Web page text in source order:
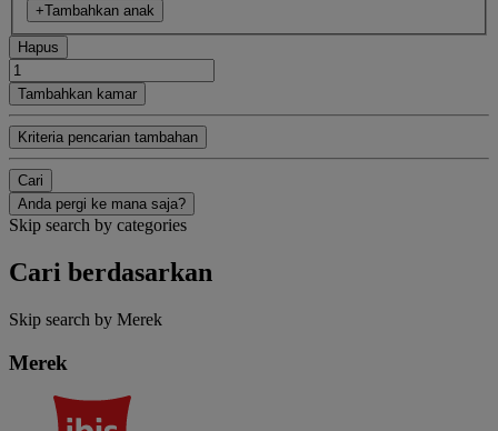
+Tambahkan anak
Hapus
Tambahkan kamar
Kriteria pencarian tambahan
Cari
Anda pergi ke mana saja?
Skip search by categories
Cari berdasarkan
Skip search by Merek
Merek